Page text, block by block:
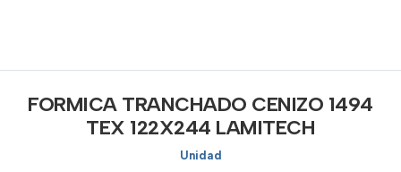
FORMICA TRANCHADO CENIZO 1494
TEX 122X244 LAMITECH
Unidad